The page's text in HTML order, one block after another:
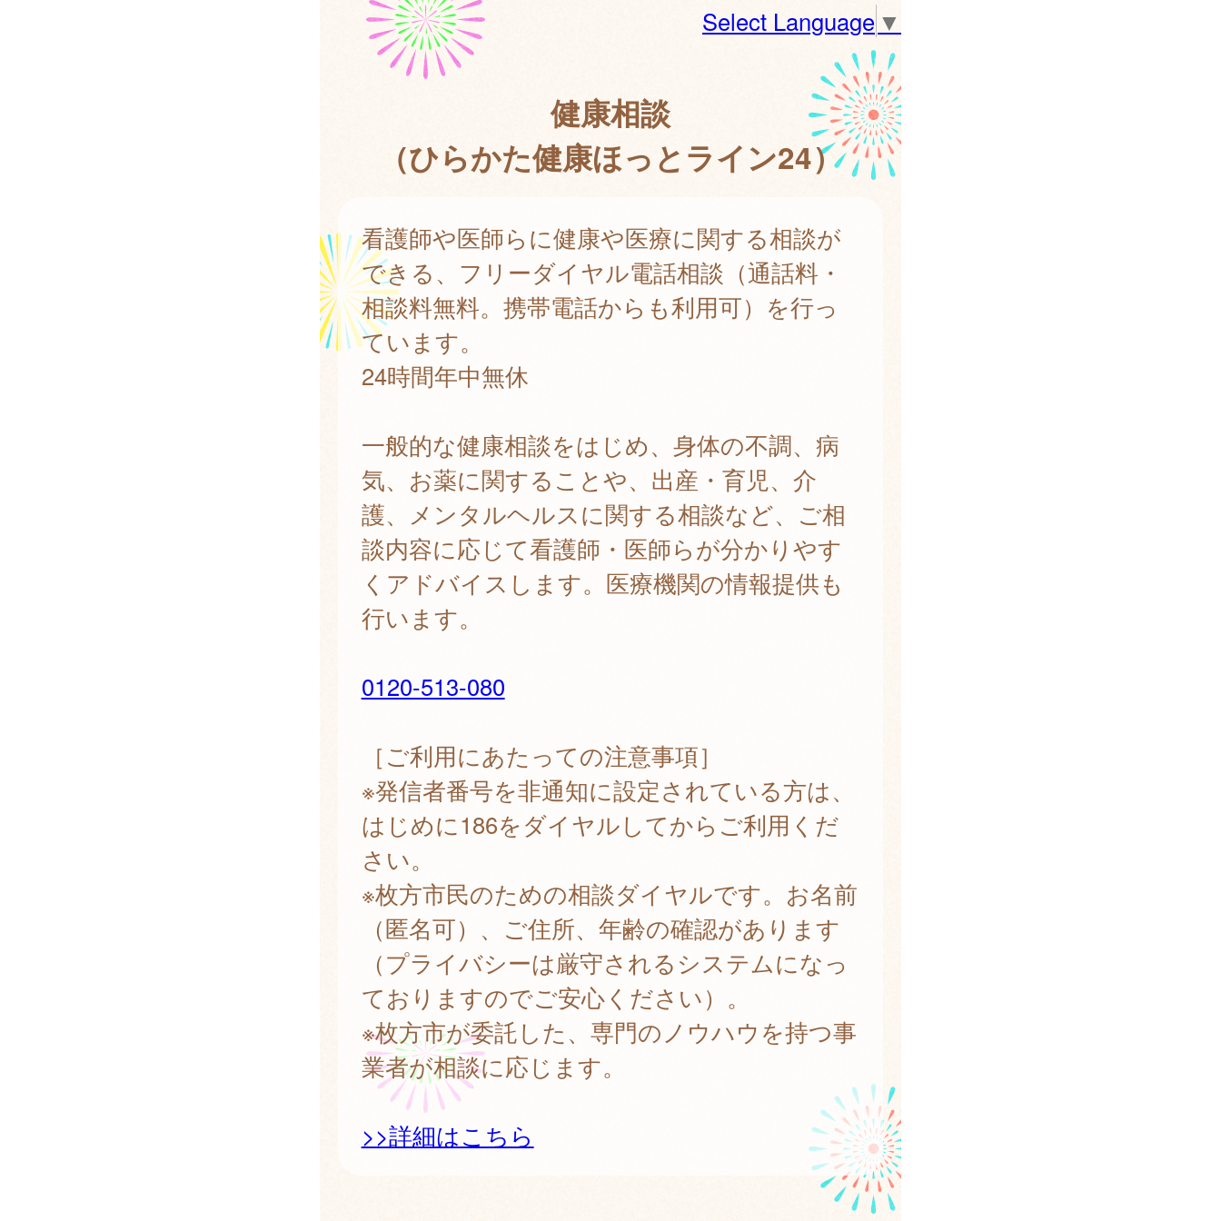
Select Language ▼
健康相談
（ひらかた健康ほっとライン24）
看護師や医師らに健康や医療に関する相談が
できる、フリーダイヤル電話相談（通話料・
相談料無料。携帯電話からも利用可）を行っ
ています。
24時間年中無休
一般的な健康相談をはじめ、身体の不調、病
気、お薬に関することや、出産・育児、介
護、メンタルヘルスに関する相談など、ご相
談内容に応じて看護師・医師らが分かりやす
くアドバイスします。医療機関の情報提供も
行います。
0120-513-080
［ご利用にあたっての注意事項］
※発信者番号を非通知に設定されている方は、
はじめに186をダイヤルしてからご利用くだ
さい。
※枚方市民のための相談ダイヤルです。お名前
（匿名可）、ご住所、年齢の確認があります
（プライバシーは厳守されるシステムになっ
ておりますのでご安心ください）。
※枚方市が委託した、専門のノウハウを持つ事
業者が相談に応じます。
>>詳細はこちら